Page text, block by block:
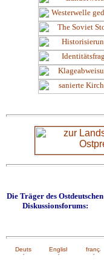
Die Träger des Ostdeutschen
Diskussionsforums: